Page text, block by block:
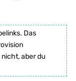
Das
aber du